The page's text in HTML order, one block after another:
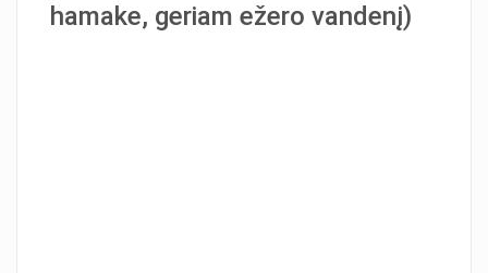
hamake, geriam ežero vandenį)